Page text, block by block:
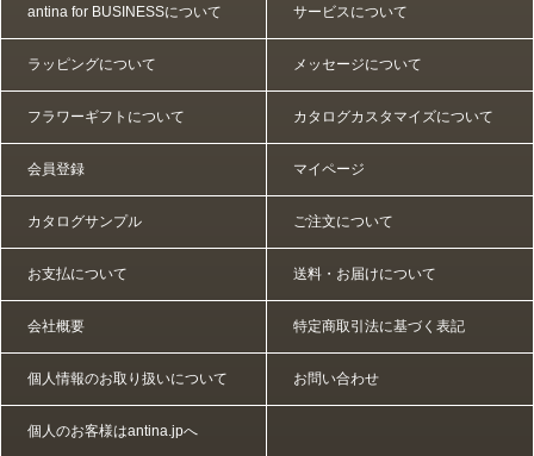
antina for BUSINESSについて サービスについて
ラッピングについて メッセージについて
フラワーギフトについて カタログカスタマイズについて
会員登録 マイページ
カタログサンプル ご注文について
お支払について 送料・お届けについて
会社概要 特定商取引法に基づく表記
個人情報のお取り扱いについて お問い合わせ
個人のお客様はantina.jpへ